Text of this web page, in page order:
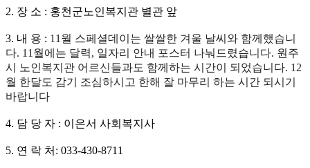
2. 장 소 : 홍천군노인복지관 별관 앞
3. 내 용 : 11월 스페셜데이는 쌀쌀한 겨울 날씨와 함께했습니
다. 11월에는 달력, 일자리 안내 포스터 나눠드렸습니다. 원주
시 노인복지관 어르신들과도 함께하는 시간이 되었습니다. 12
월 한달도 감기 조심하시고 한해 잘 마무리 하는 시간 되시기
바랍니다
4. 담 당 자 : 이은서 사회복지사
5. 연 락 처: 033-430-8711